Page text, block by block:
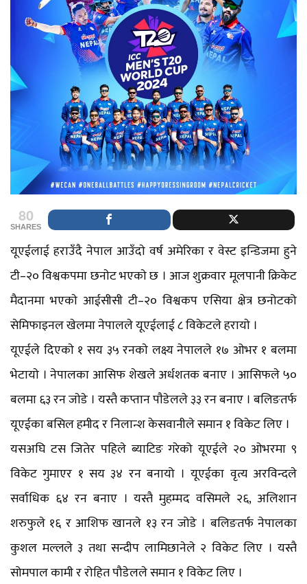
80
SHARES
यूएईलाई हराउँदै नेपाल आउँदाे वर्ष अमेरिका र वेस्ट इन्डिजमा हुने
टी–२० विश्वकपमा छनाेट भएकाे छ । आज शुक्रवार मूलपानी क्रिकेट
मैदानमा भएकाे आईसीसी टी–२० विश्वकप एसिया क्षेत्र छनोटको
सेमिफाइनल खेलमा नेपालले यूएईलाई ८ विकेटले हरायाे ।
यूएईले दिएकाे १ सय ३५ रनकाे लक्ष्य नेपालले १७ ओभर १ बलमा
भेटायाे । नेपालका आसिफ शेखले अर्धशतक बनाए । आसिफले ५०
बलमा ६३ रन जाेडे । यस्तै कप्तान पाैडेलले ३३ रन बनाए । बलिङतर्फ
यूएईका बसिल हमीद र निलान्श केसवानीले समान १ विकेट लिए ।
यसअघि टस जितेर पहिले ब्याटिङ गरेको यूएईले २० ओभरमा ९
विकेट गुमाएर १ सय ३४ रन बनायो । यूएईका वृत्य अरविन्दले
सर्वाधिक ६४ रन बनाए । यस्तै मुहम्मद वसिमले २६, अलिशान
शरुफुले १६ र आशिफ खानले १३ रन जोडे । बलिङतर्फ नेपालका
कुशल मल्लले ३ तथा सन्दीप लामिछानेले २ विकेट लिए । यस्तै
सोमपाल कामी र रोहित पौडेलले समान १ विकेट लिए ।